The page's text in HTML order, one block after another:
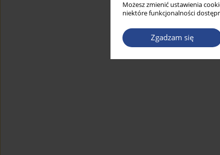
Możesz zmienić ustawienia
niektóre funkcjonalności
Zgadzam się